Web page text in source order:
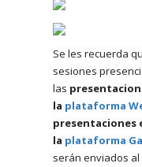
Se les recuerda
sesiones
las
la plataforma
presentaciones
la plataforma
serán enviados